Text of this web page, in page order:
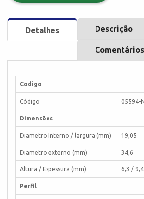
Detalhes Descrição
Codigo
Código 05594-
Dimensões
Diametro Interno / largura (mm) 19,05
Diametro externo (mm) 34,6
Altura / Espessura (mm) 6,3 / 9,4
Perfil